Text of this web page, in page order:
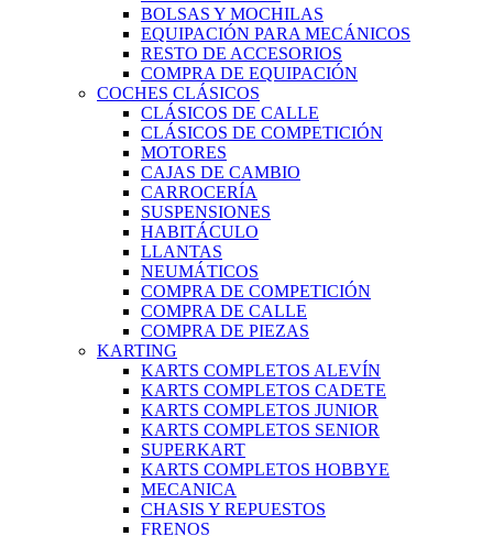
BOLSAS Y MOCHILAS
EQUIPACIÓN PARA MECÁNICOS
RESTO DE ACCESORIOS
COMPRA DE EQUIPACIÓN
COCHES CLÁSICOS
CLÁSICOS DE CALLE
CLÁSICOS DE COMPETICIÓN
MOTORES
CAJAS DE CAMBIO
CARROCERÍA
SUSPENSIONES
HABITÁCULO
LLANTAS
NEUMÁTICOS
COMPRA DE COMPETICIÓN
COMPRA DE CALLE
COMPRA DE PIEZAS
KARTING
KARTS COMPLETOS ALEVÍN
KARTS COMPLETOS CADETE
KARTS COMPLETOS JUNIOR
KARTS COMPLETOS SENIOR
SUPERKART
KARTS COMPLETOS HOBBYE
MECANICA
CHASIS Y REPUESTOS
FRENOS